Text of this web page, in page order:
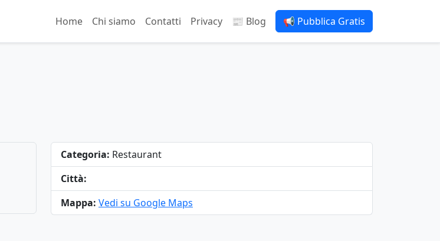
Home Chi siamo Contatti Privacy 📰 Blog 📢 Pubblica Gratis
Categoria: Restaurant
Città:
Mappa: Vedi su Google Maps